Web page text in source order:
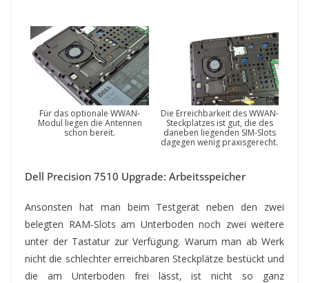
Für das optionale WWAN-
Modul liegen die Antennen
schon bereit.
Die Erreichbarkeit des WWAN-
Steckplatzes ist gut, die des
daneben liegenden SIM-Slots
dagegen wenig praxisgerecht.
Dell Precision 7510 Upgrade: Arbeitsspeicher
Ansonsten hat man beim Testgerät neben den zwei
belegten RAM-Slots am Unterboden noch zwei weitere
unter der Tastatur zur Verfügung. Warum man ab Werk
nicht die schlechter erreichbaren Steckplätze bestückt und
die am Unterboden frei lässt, ist nicht so ganz